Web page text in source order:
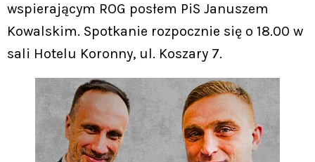
wspierającym ROG posłem PiS Januszem
Kowalskim. Spotkanie rozpocznie się o 18.00 w
sali Hotelu Koronny, ul. Koszary 7.